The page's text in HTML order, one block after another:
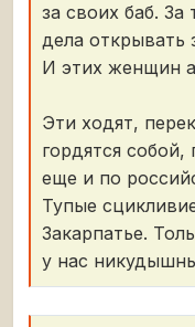
за своих баб.
дела открывать
И этих женщин
Эти ходят,
гордятся
еще ​​и по
Тупые
Закарпатье.
у нас